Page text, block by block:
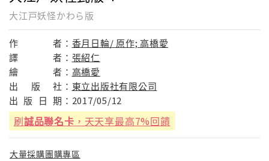
大江戸妖怪かわら版
作 者： 香月日輪/ 原作; 高橋愛
譯
者： 張紹仁
繪
者： 高橋愛
出
版 社： 東立出版社有限公司
出 版 日 期： 2017/05/12
刷誠品聯名卡 ，天天享最高7%回饋
大量採購團購專區